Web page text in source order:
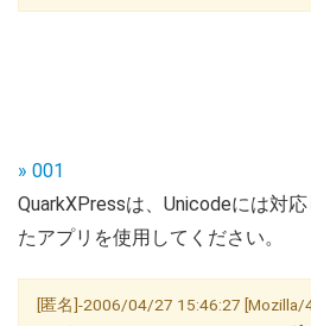
» 001
QuarkXPressは、Unicodeには対
たアプリを使用してください。
[匿名]-2006/04/27 15:46:27 [Mozilla/